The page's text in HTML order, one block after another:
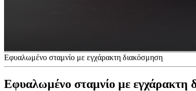
Εφυαλωμένο σταμνίο με εγχάρακτη διακόσμηση
Εφυαλωμένο σταμνίο με εγχάρακτη